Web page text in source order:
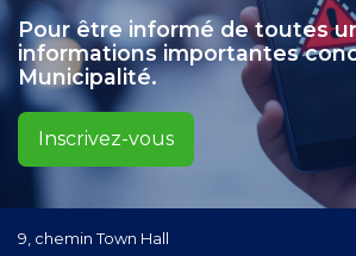
Pour être informé de toutes
informations importantes
Municipalité.
Inscrivez-vous
9, chemin Town Hall